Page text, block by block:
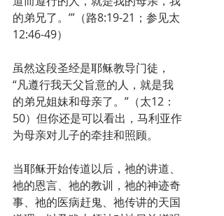
的弟兄了。’”（路8:19-21；参见太
12:46-49）
虽然这段圣经是耶稣教导门徒，
“凡遵行我天父旨意的人，就是我
的弟兄姐妹和母亲了。”（太12：
50）但你还是可以看出，马利亚作
为母亲对儿子的牵挂和照顾。
当耶稣开始传道以后，祂的讲道、
祂的恩言、祂的教训，祂的神迹奇
事、祂的医病赶鬼、祂传讲的天国